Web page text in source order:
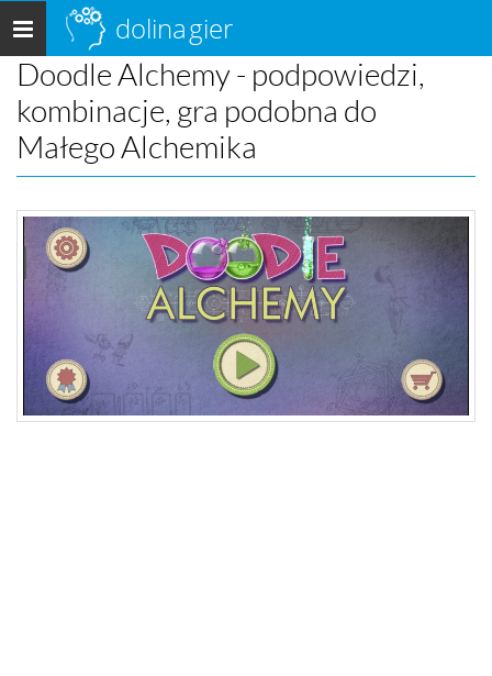
Menu
główne
dolinagier
Doodle Alchemy - podpowiedzi,
kombinacje, gra podobna do
Małego Alchemika